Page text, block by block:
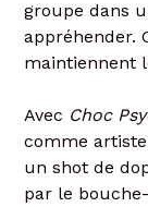
groupe dans
appréhender.
maintiennent
Avec Choc
comme
un shot de
par le